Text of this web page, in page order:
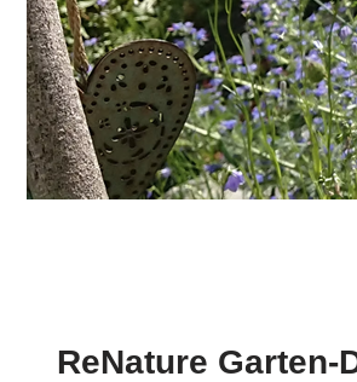
ReNature